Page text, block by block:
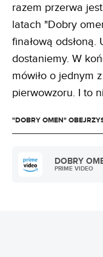
razem przerwa
latach "Dobry
finałową odsłoną.
dostaniemy. W
mówiło o jednym
pierwowzoru. I to
"DOBRY OMEN"
DOBRY
PRIME VIDEO